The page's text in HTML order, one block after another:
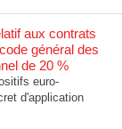
aux contrats
général des
de 20 %
euro-
d'application